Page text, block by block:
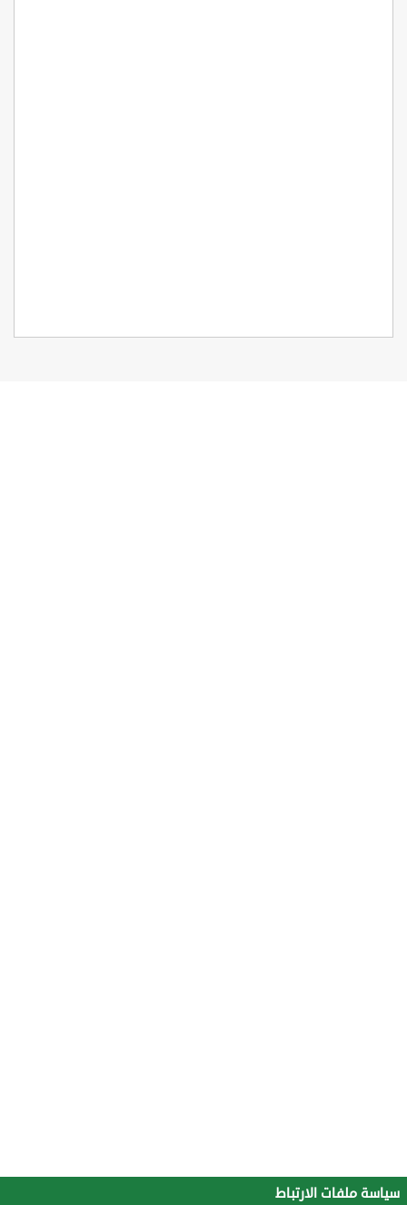
سياسة ملفات الارتباط